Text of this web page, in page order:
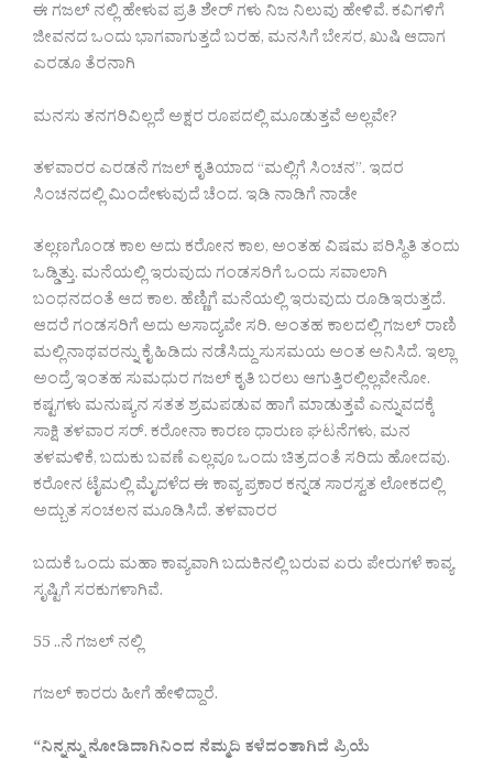
ಈ ಗಜಲ್ ನಲ್ಲಿ ಹೇಳುವ ಪ್ರತಿ ಶೇರ್ ಗಳು ನಿಜ ನಿಲುವು ಹೇಳಿವೆ. ಕವಿಗಳಿಗೆ
ಜೀವನದ ಒಂದು ಭಾಗವಾಗುತ್ತದೆ ಬರಹ, ಮನಸಿಗೆ ಬೇಸರ, ಖುಷಿ ಆದಾಗ
ಎರಡೂ ತೆರನಾಗಿ
ಮನಸು ತನಗರಿವಿಲ್ಲದೆ ಅಕ್ಷರ ರೂಪದಲ್ಲಿ ಮೂಡುತ್ತವೆ ಅಲ್ಲವೇ?
ತಳವಾರರ ಎರಡನೆ ಗಜಲ್ ಕೃತಿಯಾದ “ಮಲ್ಲಿಗೆ ಸಿಂಚನ”. ಇದರ
ಸಿಂಚನದಲ್ಲಿ ಮಿಂದೇಳುವುದೆ ಚೆಂದ. ಇಡಿ ನಾಡಿಗೆ ನಾಡೇ
ತಲ್ಲಣಗೊಂಡ ಕಾಲ ಅದು ಕರೋನ ಕಾಲ, ಅಂತಹ ವಿಷಮ ಪರಿಸ್ಥಿತಿ ತಂದು
ಒಡ್ಡಿತ್ತು. ಮನೆಯಲ್ಲಿ ಇರುವುದು ಗಂಡಸರಿಗೆ ಒಂದು ಸವಾಲಾಗಿ
ಬಂಧನದಂತೆ ಆದ ಕಾಲ. ಹೆಣ್ಣಿಗೆ ಮನೆಯಲ್ಲಿ ಇರುವುದು ರೂಡಿಇರುತ್ತದೆ.
ಆದರೆ ಗಂಡಸರಿಗೆ ಅದು ಅಸಾದ್ಯವೇ ಸರಿ. ಅಂತಹ ಕಾಲದಲ್ಲಿ ಗಜಲ್ ರಾಣಿ
ಮಲ್ಲಿನಾಥವರನ್ನು ಕೈ ಹಿಡಿದು ನಡೆಸಿದ್ದು ಸುಸಮಯ ಅಂತ ಅನಿಸಿದೆ. ಇಲ್ಲಾ
ಅಂದ್ರೆ ಇಂತಹ ಸುಮಧುರ ಗಜಲ್ ಕೃತಿ ಬರಲು ಆಗುತ್ತಿರಲ್ಲಿಲ್ಲವೇನೋ.
ಕಷ್ಟಗಳು ಮನುಷ್ಯನ ಸತತ ಶ್ರಮಪಡುವ ಹಾಗೆ ಮಾಡುತ್ತವೆ ಎನ್ನುವದಕ್ಕೆ
ಸಾಕ್ಷಿ ತಳವಾರ ಸರ್. ಕರೋನಾ ಕಾರಣ ಧಾರುಣ ಘಟನೆಗಳು, ಮನ
ತಳಮಳಿಕೆ, ಬದುಕು ಬವಣೆ ಎಲ್ಲವೂ ಒಂದು ಚಿತ್ರದಂತೆ ಸರಿದು ಹೋದವು.
ಕರೋನ ಟೈಮಲ್ಲಿ ಮೈದಳೆದ ಈ ಕಾವ್ಯ ಪ್ರಕಾರ ಕನ್ನಡ ಸಾರಸ್ವತ ಲೋಕದಲ್ಲಿ
ಅದ್ಬುತ ಸಂಚಲನ ಮೂಡಿಸಿದೆ. ತಳವಾರರ
ಬದುಕೆ ಒಂದು ಮಹಾ ಕಾವ್ಯವಾಗಿ ಬದುಕಿನಲ್ಲಿ ಬರುವ ಏರು ಪೇರುಗಳೆ ಕಾವ್ಯ
ಸೃಷ್ಟಿಗೆ ಸರಕುಗಳಾಗಿವೆ.
55 ..ನೆ ಗಜಲ್ ನಲ್ಲಿ
ಗಜಲ್ ಕಾರರು ಹೀಗೆ ಹೇಳಿದ್ದಾರೆ.‌
“ನಿನ್ನನ್ನು ನೋಡಿದಾಗಿನಿಂದ ನೆಮ್ಮದಿ ಕಳೆದಂತಾಗಿದೆ ಪ್ರಿಯೆ